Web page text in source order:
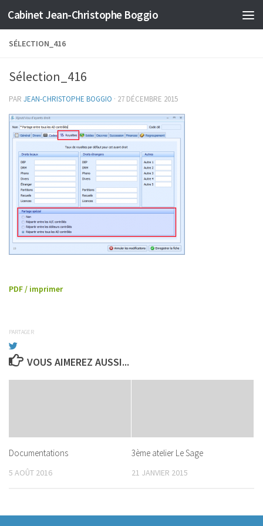
Skip to content
Cabinet Jean-Christophe Boggio
SÉLECTION_416
Sélection_416
PAR JEAN-CHRISTOPHE BOGGIO · 27 DÉCEMBRE 2015
PDF / imprimer
PARTAGER
VOUS AIMEREZ AUSSI...
Documentations
5 AOÛT 2016
3ème atelier Le Sage
21 JANVIER 2015